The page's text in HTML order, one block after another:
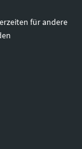
für andere